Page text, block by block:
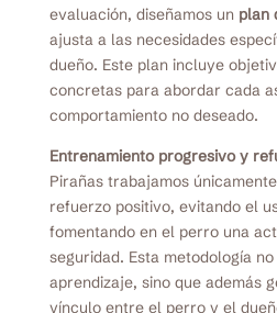
evaluación, diseñamos un plan
ajusta a las necesidades
dueño. Este plan incluye
concretas para abordar cada
comportamiento no deseado.
Entrenamiento progresivo y
Pirañas trabajamos
refuerzo positivo, evitando el
fomentando en el perro una
seguridad. Esta metodología
aprendizaje, sino que además
vínculo entre el perro y el